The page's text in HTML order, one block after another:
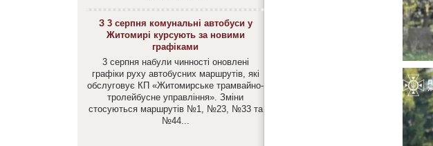
З 3 серпня комунальні автобуси у
Житомирі курсують за новими
графіками
3 серпня набули чинності оновлені
графіки руху автобусних маршрутів, які
обслуговує КП «Житомирське трамвайно-
тролейбусне управління». Зміни
стосуються маршрутів №1, №23, №33 та
№44...